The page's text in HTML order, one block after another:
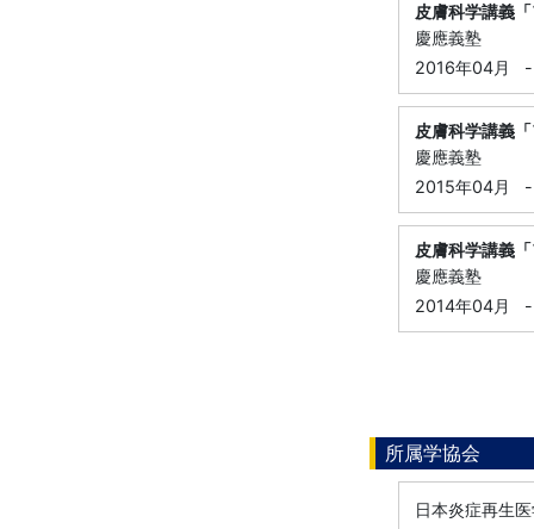
皮膚科学講義
慶應義塾
2016年04月
-
皮膚科学講義
慶應義塾
2015年04月
-
皮膚科学講義
慶應義塾
2014年04月
-
所属学協会
日本炎症再生